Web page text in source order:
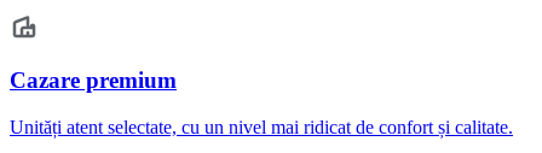
Cazare premium
Unități atent selectate, cu un nivel mai ridicat de confort și calitate.